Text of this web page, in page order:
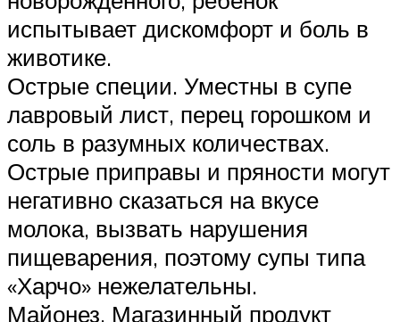
испытывает дискомфорт и боль в
животике.
Острые специи. Уместны в супе
лавровый лист, перец горошком и
соль в разумных количествах.
Острые приправы и пряности могут
негативно сказаться на вкусе
молока, вызвать нарушения
пищеварения, поэтому супы типа
«Харчо» нежелательны.
Майонез. Магазинный продукт